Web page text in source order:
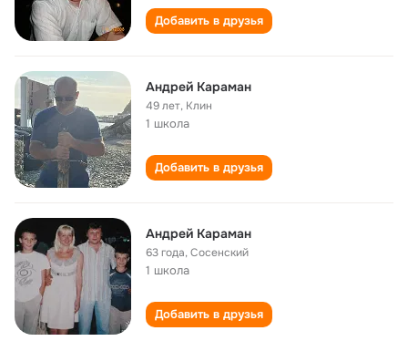
Добавить в друзья
Андрей Караман
49 лет, Клин
1 школа
Добавить в друзья
Андрей Караман
63 года,Сосенский
1 школа
Добавить в друзья